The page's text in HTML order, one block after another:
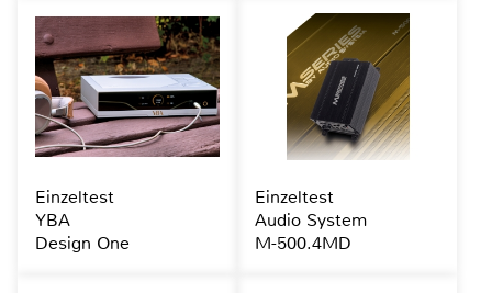
Einzeltest
YBA
Design One
Einzeltest
Audio System
M-500.4MD